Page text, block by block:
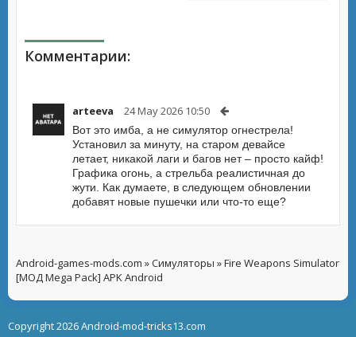
Комментарии:
arteeva 24 May 2026 10:50
Вот это имба, а не симулятор огнестрела!
Установил за минуту, на старом девайсе
летает, никакой лаги и багов нет – просто кайф!
Графика огонь, а стрельба реалистичная до
жути. Как думаете, в следующем обновлении
добавят новые пушечки или что-то еще?
Android-games-mods.com »Симуляторы » Fire Weapons Simulator
[МОД Mega Pack] APK Android
Copyright 2026 Android-mod-tricks13.com